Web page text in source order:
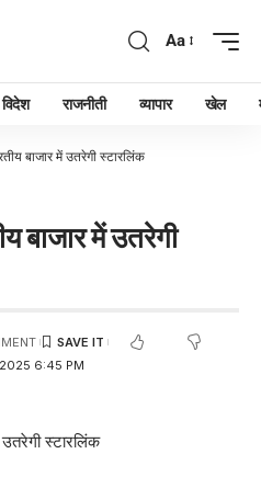
Aa
विदेश राजनीती व्यापार खेल
बाजार में उतरेगी स्टारलिंक
बाजार में उतरेगी
2025 6:45 PM